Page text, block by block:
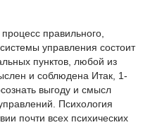
правильного,
управления состоит
пунктов, любой из
и соблюдена Итак, 1-
выгоду и смысл
Психология
почти всех психических